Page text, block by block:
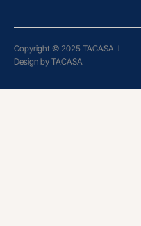
Copyright © 2025 TACASA l
Design by TACASA